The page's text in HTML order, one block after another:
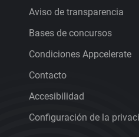
Aviso de transparencia
Bases de concursos
Condiciones Appcelerate
Contacto
Accesibilidad
Configuración de la